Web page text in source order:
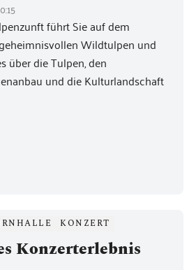
führt Sie auf dem
Wildtulpen und
über die Tulpen, den
und die Kulturlandschaft
KONZERT
Konzerterlebnis